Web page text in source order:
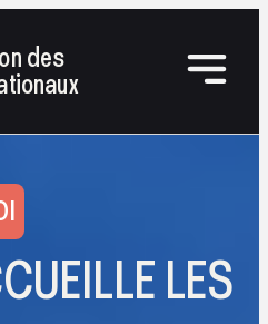
des
LES